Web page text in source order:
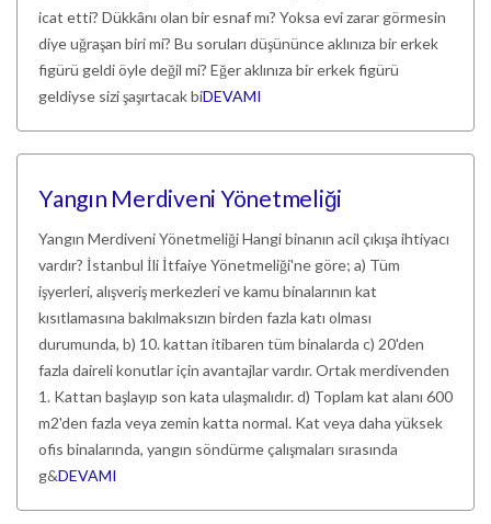
icat etti? Dükkânı olan bir esnaf mı? Yoksa evi zarar görmesin
diye uğraşan biri mi? Bu soruları düşününce aklınıza bir erkek
figürü geldi öyle değil mi? Eğer aklınıza bir erkek figürü
geldiyse sizi şaşırtacak biDEVAMI
Yangın Merdiveni Yönetmeliği
Yangın Merdiveni Yönetmeliği Hangi binanın acil çıkışa ihtiyacı
vardır? İstanbul İli İtfaiye Yönetmeliği'ne göre; a) Tüm
işyerleri, alışveriş merkezleri ve kamu binalarının kat
kısıtlamasına bakılmaksızın birden fazla katı olması
durumunda, b) 10. kattan itibaren tüm binalarda c) 20'den
fazla daireli konutlar için avantajlar vardır. Ortak merdivenden
1. Kattan başlayıp son kata ulaşmalıdır. d) Toplam kat alanı 600
m2'den fazla veya zemin katta normal. Kat veya daha yüksek
ofis binalarında, yangın söndürme çalışmaları sırasında
g&DEVAMI